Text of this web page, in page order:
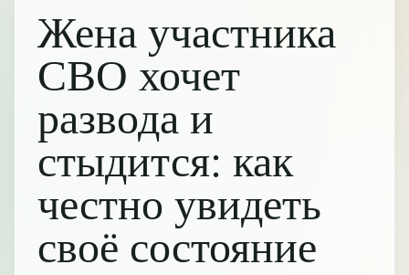
Жена участника
СВО хочет
развода и
стыдится: как
честно увидеть
своё состояние